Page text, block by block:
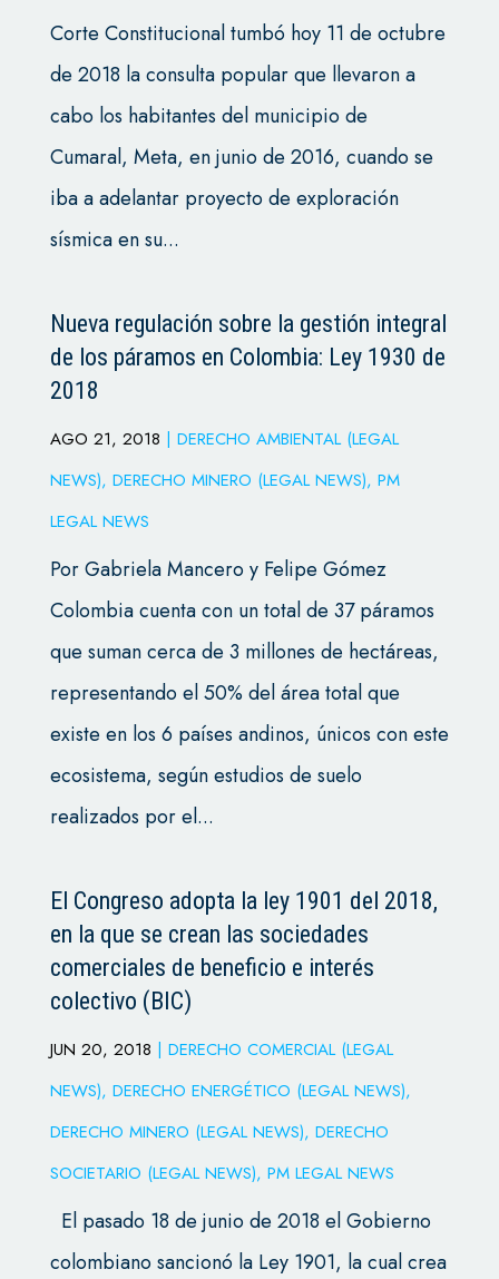
Corte Constitucional tumbó hoy 11 de octubre
de 2018 la consulta popular que llevaron a
cabo los habitantes del municipio de
Cumaral, Meta, en junio de 2016, cuando se
iba a adelantar proyecto de exploración
sísmica en su...
Nueva regulación sobre la gestión integral
de los páramos en Colombia: Ley 1930 de
2018
AGO 21, 2018 | DERECHO AMBIENTAL (LEGAL
NEWS), DERECHO MINERO (LEGAL NEWS), PM
LEGAL NEWS
Por Gabriela Mancero y Felipe Gómez
Colombia cuenta con un total de 37 páramos
que suman cerca de 3 millones de hectáreas,
representando el 50% del área total que
existe en los 6 países andinos, únicos con este
ecosistema, según estudios de suelo
realizados por el...
El Congreso adopta la ley 1901 del 2018,
en la que se crean las sociedades
comerciales de beneficio e interés
colectivo (BIC)
JUN 20, 2018 | DERECHO COMERCIAL (LEGAL
NEWS), DERECHO ENERGÉTICO (LEGAL NEWS),
DERECHO MINERO (LEGAL NEWS), DERECHO
SOCIETARIO (LEGAL NEWS), PM LEGAL NEWS
El pasado 18 de junio de 2018 el Gobierno
colombiano sancionó la Ley 1901, la cual crea